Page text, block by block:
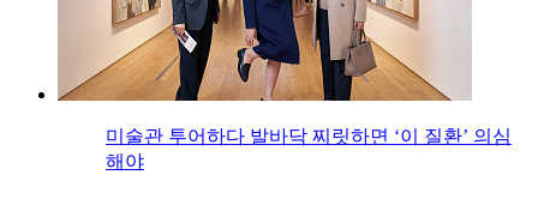
미술관 투어하다 발바닥 찌릿하면 ‘이 질환’ 의심
해야